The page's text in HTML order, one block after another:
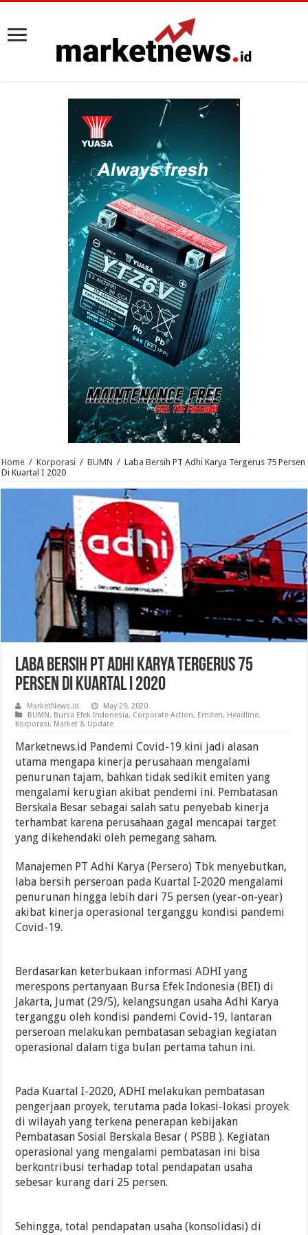
Home / Korporasi / BUMN / Laba Bersih PT Adhi Karya Tergerus 75 Persen
Di Kuartal I 2020
Laba Bersih PT Adhi Karya Tergerus 75
Persen Di Kuartal I 2020
MarketNews.id
May 29, 2020
BUMN, Bursa Efek Indonesia, Corporate Action, Emiten, Headline,
Korporasi, Market & Update
Marketnews.id Pandemi Covid-19 kini jadi alasan
utama mengapa kinerja perusahaan mengalami
penurunan tajam, bahkan tidak sedikit emiten yang
mengalami kerugian akibat pendemi ini. Pembatasan
Berskala Besar sebagai salah satu penyebab kinerja
terhambat karena perusahaan gagal mencapai target
yang dikehendaki oleh pemegang saham.
Manajemen PT Adhi Karya (Persero) Tbk menyebutkan,
laba bersih perseroan pada Kuartal I-2020 mengalami
penurunan hingga lebih dari 75 persen (year-on-year)
akibat kinerja operasional terganggu kondisi pandemi
Covid-19.
Berdasarkan keterbukaan informasi ADHI yang
merespons pertanyaan Bursa Efek Indonesia (BEI) di
Jakarta, Jumat (29/5), kelangsungan usaha Adhi Karya
terganggu oleh kondisi pandemi Covid-19, lantaran
perseroan melakukan pembatasan sebagian kegiatan
operasional dalam tiga bulan pertama tahun ini.
Pada Kuartal I-2020, ADHI melakukan pembatasan
pengerjaan proyek, terutama pada lokasi-lokasi proyek
di wilayah yang terkena penerapan kebijakan
Pembatasan Sosial Berskala Besar ( PSBB ). Kegiatan
operasional yang mengalami pembatasan ini bisa
berkontribusi terhadap total pendapatan usaha
sebesar kurang dari 25 persen.
Sehingga, total pendapatan usaha (konsolidasi) di